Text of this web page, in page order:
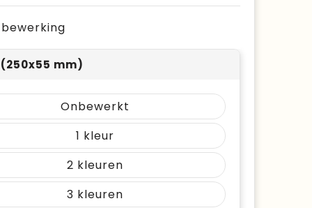
bewerking
mm)
Onbewerkt
1
2
3